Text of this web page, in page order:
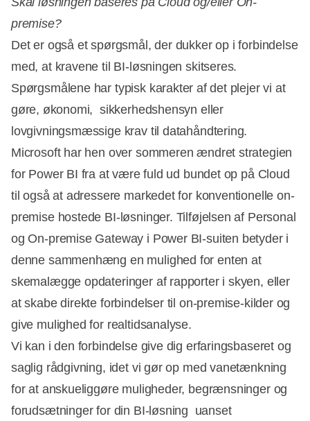
premise?
Det er også et spørgsmål, der dukker op i forbindelse
med, at kravene til BI-løsningen skitseres.
Spørgsmålene har typisk karakter af det plejer vi at
gøre, økonomi, sikkerhedshensyn eller
lovgivningsmæssige krav til datahåndtering.
Microsoft har hen over sommeren ændret strategien
for Power BI fra at være fuld ud bundet op på Cloud
til også at adressere markedet for konventionelle on-
premise hostede BI-løsninger. Tilføjelsen af Personal
og On-premise Gateway i Power BI-suiten betyder i
denne sammenhæng en mulighed for enten at
skemalægge opdateringer af rapporter i skyen, eller
at skabe direkte forbindelser til on-premise-kilder og
give mulighed for realtidsanalyse.
Vi kan i den forbindelse give dig erfaringsbaseret og
saglig rådgivning, idet vi gør op med vanetænkning
for at anskueliggøre muligheder, begrænsninger og
forudsætninger for din BI-løsning  uanset